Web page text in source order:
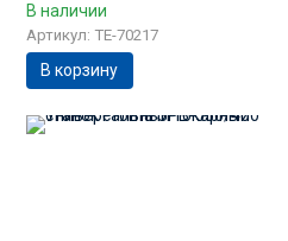
В наличии
Артикул: TE-70217
В корзину